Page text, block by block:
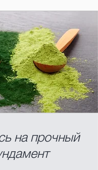
на прочный